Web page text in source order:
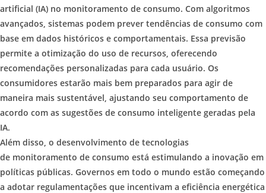
artificial (IA) no monitoramento de consumo. Com algoritmos
avançados, sistemas podem prever tendências de consumo com
base em dados históricos e comportamentais. Essa previsão
permite a otimização do uso de recursos, oferecendo
recomendações personalizadas para cada usuário. Os
consumidores estarão mais bem preparados para agir de
maneira mais sustentável, ajustando seu comportamento de
acordo com as sugestões de consumo inteligente geradas pela
IA.
Além disso, o desenvolvimento de tecnologias
de monitoramento de consumo está estimulando a inovação em
políticas públicas. Governos em todo o mundo estão começando
a adotar regulamentações que incentivam a eficiência energética